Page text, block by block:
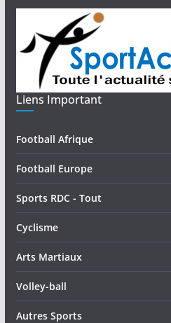
Liens Important
Football Afrique
Football Europe
Sports RDC - Tout
Cyclisme
Arts Martiaux
Volley-ball
Autres Sports